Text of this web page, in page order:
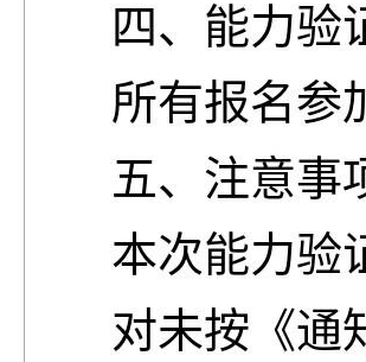
四、能力验
所有报名参
五、注意事
本次能力验
对未按《通